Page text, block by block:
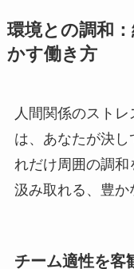
環境との調和
かす働き方
人間関係のスト
は、あなたが決
れだけ周囲の調和
汲み取れる、豊か
チーム適性を客